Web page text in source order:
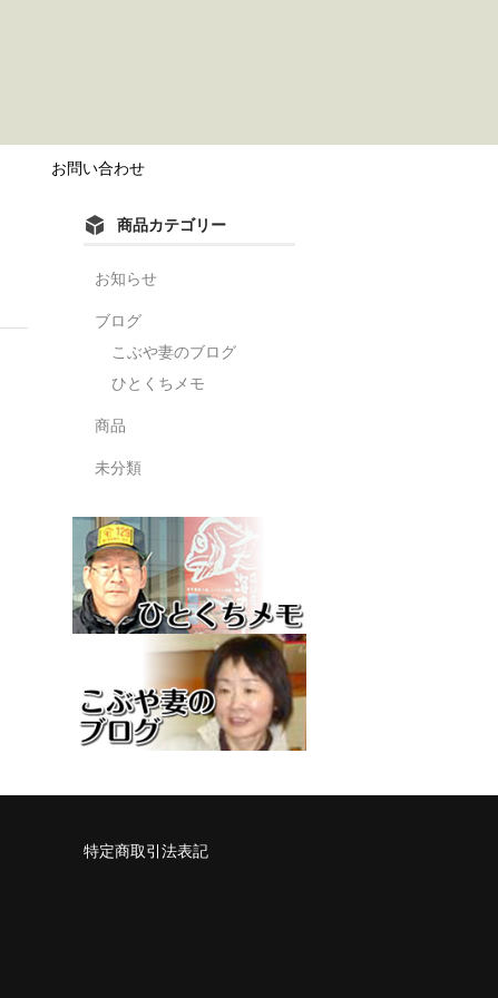
お問い合わせ
商品カテゴリー
お知らせ
ブログ
こぶや妻のブログ
ひとくちメモ
商品
未分類
特定商取引法表記